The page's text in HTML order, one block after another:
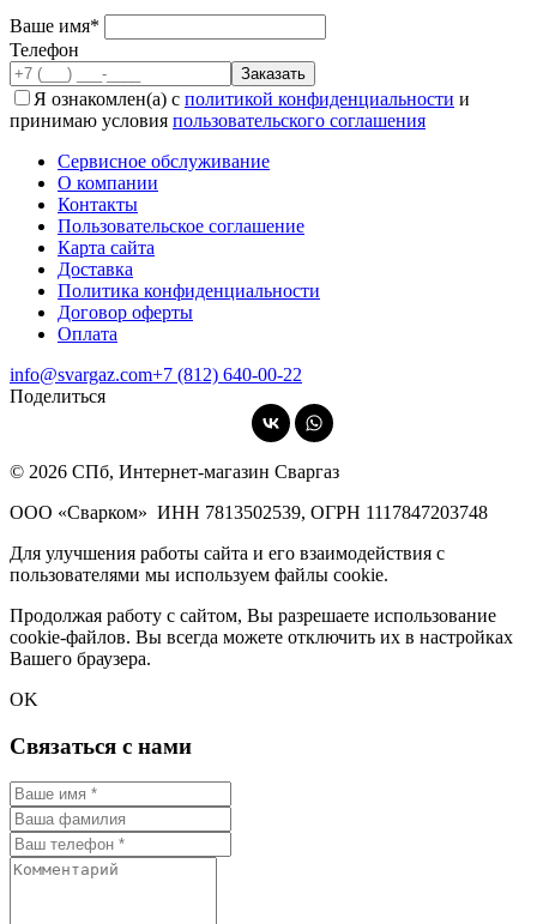
Ваше имя*
Телефон
Я ознакомлен(а) с политикой конфиденциальности и
принимаю условия пользовательского соглашения
Сервисное обслуживание
О компании
Контакты
Пользовательское соглашение
Карта сайта
Доставка
Политика конфиденциальности
Договор оферты
Оплата
info@svargaz.com+7 (812) 640‑00‑22
Поделиться
© 2026 СПб, Интернет-магазин Сваргаз
ООО «Сварком» ИНН 7813502539, ОГРН 1117847203748
Для улучшения работы сайта и его взаимодействия с
пользователями мы используем файлы cookie.
Продолжая работу с сайтом, Вы разрешаете использование
cookie-файлов. Вы всегда можете отключить их в настройках
Вашего браузера.
OK
Связаться с нами